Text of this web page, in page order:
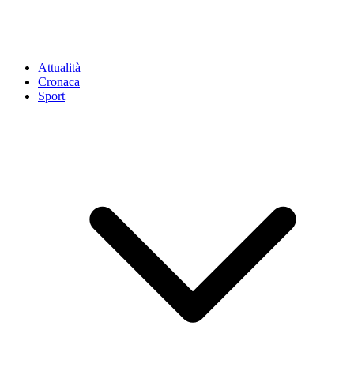
Attualità
Cronaca
Sport